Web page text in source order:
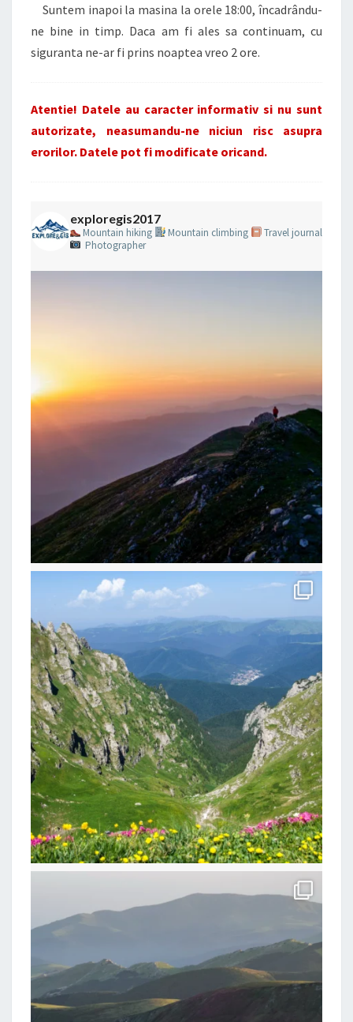
Suntem inapoi la masina la orele 18:00, încadrându-
ne bine in timp. Daca am fi ales sa continuam, cu
siguranta ne-ar fi prins noaptea vreo 2 ore.
Atentie! Datele au caracter informativ si nu sunt
autorizate, neasumandu-ne niciun risc asupra
erorilor. Datele pot fi modificate oricand.
exploregis2017
Mountain hiking Mountain climbing
Travel journal
Photographer